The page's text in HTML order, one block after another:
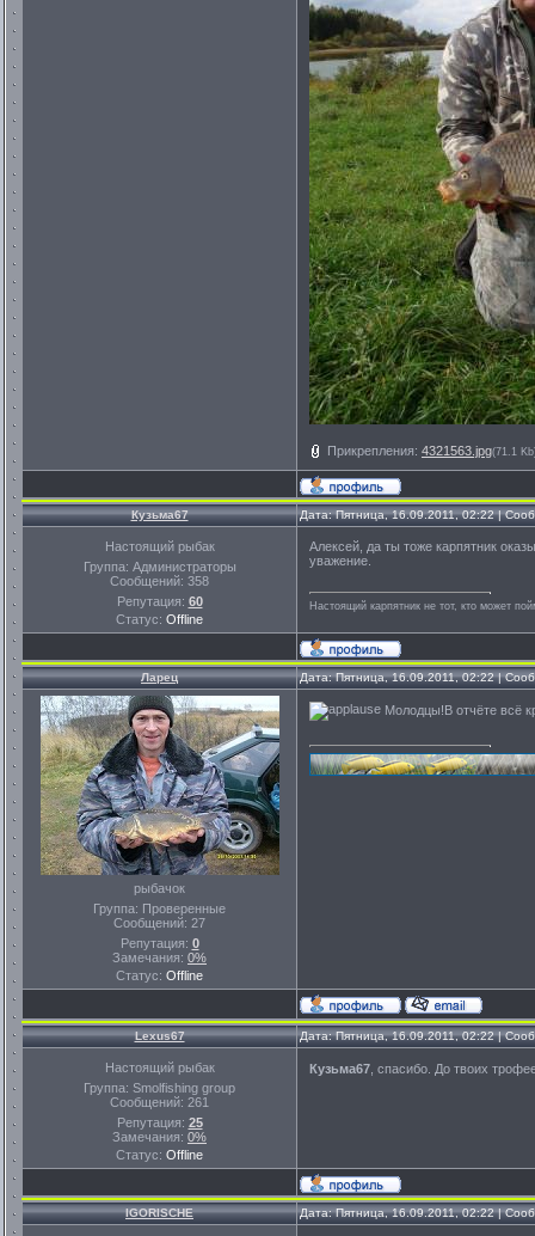
Прикрепления: 4321563.jpg(71.1
Кузьма67 Дата: Пятница, 16.09.2011, 02:22 |
Настоящий рыбак
Группа: Администраторы
Сообщений: 358
Репутация: 60
Статус: Offline
Алексей, да ты тоже карпятник
уважение.
Настоящий карпятник не тот, кто может
Ларец Дата: Пятница, 16.09.2011, 02:22 |
рыбачок
Группа: Проверенные
Сообщений: 27
Репутация: 0
Замечания: 0%
Статус: Offline
Молодцы!В отчёте всё
Lexus67 Дата: Пятница, 16.09.2011, 02:22 |
Настоящий рыбак
Группа: Smolfishing group
Сообщений: 261
Репутация: 25
Замечания: 0%
Статус: Offline
Кузьма67 , спасибо. До твоих
IGORISCHE Дата: Пятница, 16.09.2011, 02:22 |